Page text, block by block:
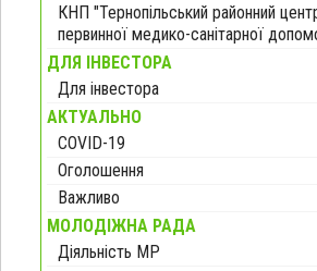
КНП "Тернопільський районний
первинної медико-санітарної
ДЛЯ ІНВЕСТОРА
Для інвестора
АКТУАЛЬНО
COVID-19
Оголошення
Важливо
МОЛОДІЖНА РАДА
Діяльність МР